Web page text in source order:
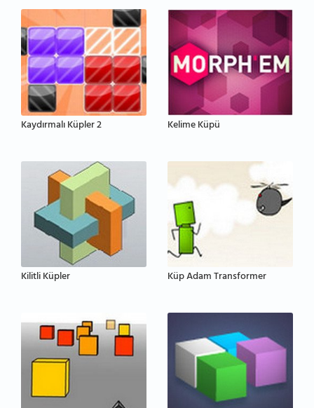
Kaydırmalı Küpler 2 Kelime Küpü
Kilitli Küpler Küp Adam Transformer